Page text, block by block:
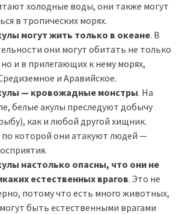
холодные воды, они также могут
в тропических морях.
могут жить только в океане. В
они могут обитать не только
и в прилегающих к нему морях,
и Аравийское.
— кровожадные монстры. На
белые акулы преследуют добычу
как и любой другой хищник.
которой они атакуют людей —
настолько опасны, что они не
естественных врагов. Это не
потому что есть много животных,
быть естественными врагами